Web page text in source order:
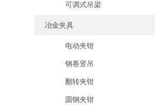
可调式吊梁
冶金夹具
电动夹钳
钢卷竖吊
翻转夹钳
圆钢夹钳